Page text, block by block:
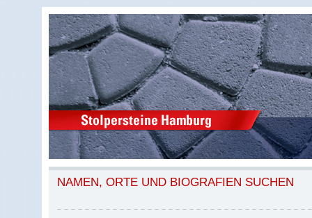
NAMEN, ORTE UND BIOGRAFIEN SUCHEN